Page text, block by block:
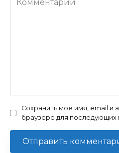
Сохранить моё имя, email и
браузере для